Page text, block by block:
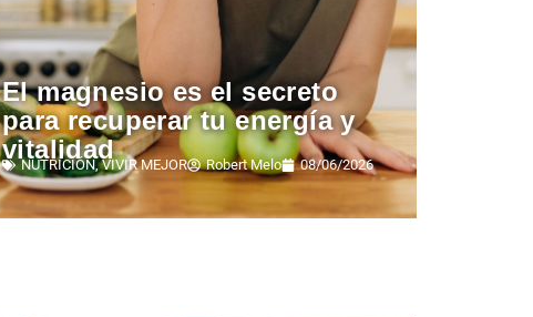
El magnesio es el secreto
para recuperar tu energía y
vitalidad
NUTRICIÓN,VIVIR MEJOR Robert Melo 08/06/2026